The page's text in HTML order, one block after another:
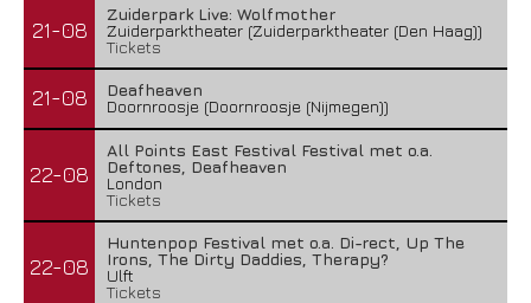
21-08
Zuiderpark Live: Wolfmother
Zuiderparktheater (Zuiderparktheater (Den Haag))
Tickets
21-08
Deafheaven
Doornroosje (Doornroosje (Nijmegen))
22-08
All Points East Festival Festival met o.a.
Deftones, Deafheaven
London
Tickets
22-08
Huntenpop Festival met o.a. Di-rect, Up The
Irons, The Dirty Daddies, Therapy?
Ulft
Tickets